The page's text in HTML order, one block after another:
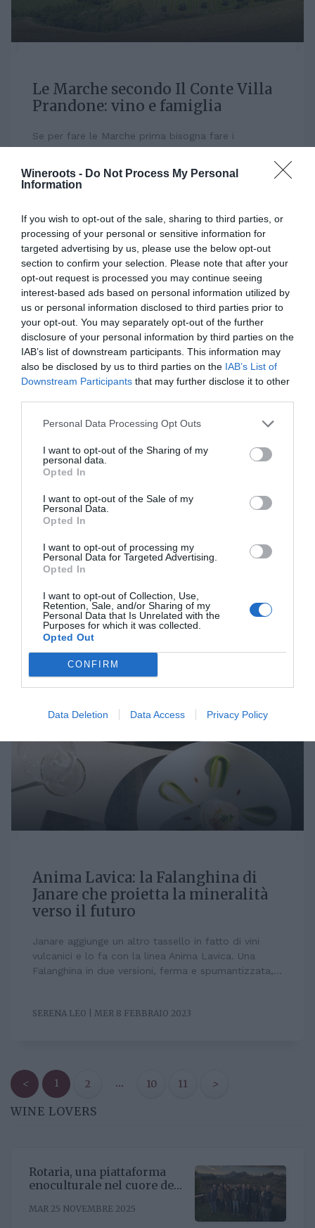
Wineroots - Do Not Process My Personal
Information
If you wish to opt-out of the sale, sharing to third parties, or
processing of your personal or sensitive information for
targeted advertising by us, please use the below opt-out
section to confirm your selection. Please note that after your
opt-out request is processed you may continue seeing
interest-based ads based on personal information utilized by
us or personal information disclosed to third parties prior to
your opt-out. You may separately opt-out of the further
disclosure of your personal information by third parties on the
IAB’s list of downstream participants. This information may
also be disclosed by us to third parties on the IAB’s List of
Downstream Participants that may further disclose it to other
Personal Data Processing Opt Outs
I want to opt-out of the Sharing of my
personal data.
Opted In
I want to opt-out of the Sale of my
Personal Data.
Opted In
I want to opt-out of processing my
Personal Data for Targeted Advertising.
Opted In
I want to opt-out of Collection, Use,
Retention, Sale, and/or Sharing of my
Personal Data that Is Unrelated with the
Purposes for which it was collected.
Opted Out
CONFIRM
Data Deletion Data Access Privacy Policy
Le Marche secondo Il Conte Villa
Prandone: vino e famiglia
Se per fare le Marche prima bisogna fare i
marchigiani, allora la famiglia De Angelis da
Siamo nel...
SERENA LEO | MER 21 GIUGNO 2023
Il roseo futuro del Chiaretto di
Bardolino tra buoni numeri e
sinergie vincenti
A quasi dieci anni dall’inizio della Rosè Revolution il
Consorzio di Tutela Chiaretto e Bardolino tira un po’
di somme in fatto di...
SERENA LEO | LUN 27 MARZO 2023
Anima Lavica: la Falanghina di
Janare che proietta la mineralità
verso il futuro
Janare aggiunge un altro tassello in fatto di vini
vulcanici e lo fa con la linea Anima Lavica. Una
Falanghina in due versioni, ferma e spumantizzata,...
SERENA LEO | MER 8 FEBBRAIO 2023
< 1 2 … 10 11 >
WINE LOVERS
Rotaria, una piattaforma
enoculturale nel cuore del
MAR 25 NOVEMBRE 2025